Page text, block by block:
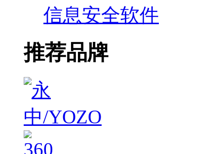
信息安全软件
推荐品牌